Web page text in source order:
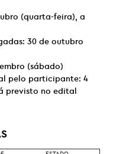
(quarta-feira), a
30 de outubro
(sábado)
pelo participante: 4
previsto no edital